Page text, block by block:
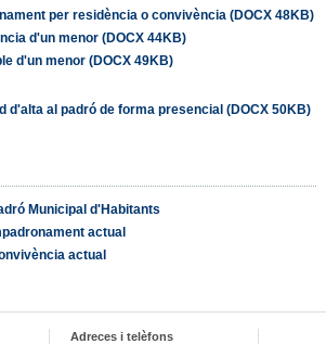
per residència o convivència (DOCX 48KB)
d'un menor (DOCX 44KB)
d'un menor (DOCX 49KB)
d'alta al padró de forma presencial (DOCX 50KB)
Municipal d'Habitants
actual
actual
Adreces i telèfons